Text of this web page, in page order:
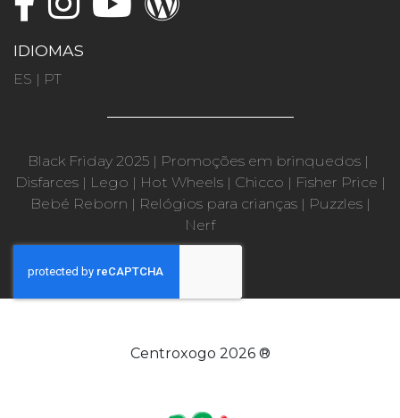
IDIOMAS
ES | PT
Black Friday 2025 | Promoções em brinquedos |
Disfarces| Lego | Hot Wheels| Chicco | Fisher Price |
Bebé Reborn | Relógios para crianças| Puzzles|
Nerf
Centroxogo 2026 ®